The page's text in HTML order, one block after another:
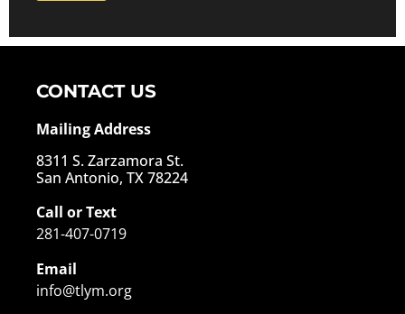
CONTACT US
Mailing Address
8311 S. Zarzamora St.
San Antonio, TX 78224
Call or Text
281-407-0719
Email
info@tlym.org